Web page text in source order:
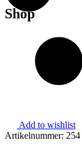
Shop
Add to wishlist
Artikelnummer: 254